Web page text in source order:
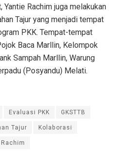
Rachim juga melakukan
Tajur yang menjadi tempat
PKK. Tempat-tempat
Baca Marllin, Kelompok
Sampah Marllin, Warung
(Posyandu) Melati.
Evaluasi PKK
GKSTTB
Tajur
Kolaborasi